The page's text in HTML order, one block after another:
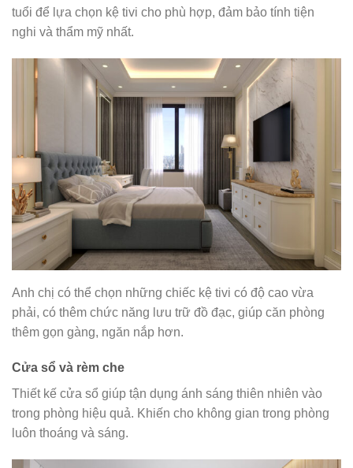
tuổi để lựa chọn kệ tivi cho phù hợp, đảm bảo tính tiện
nghi và thẩm mỹ nhất.
Anh chị có thể chọn những chiếc kệ tivi có độ cao vừa
phải, có thêm chức năng lưu trữ đồ đạc, giúp căn phòng
thêm gọn gàng, ngăn nắp hơn.
Cửa sổ và rèm che
Thiết kế cửa sổ giúp tận dụng ánh sáng thiên nhiên vào
trong phòng hiệu quả. Khiến cho không gian trong phòng
luôn thoáng và sáng.